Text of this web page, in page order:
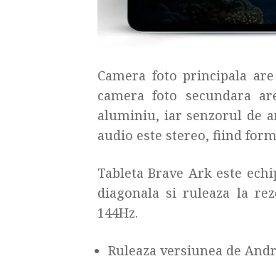
Camera foto principala
camera foto secundara
aluminiu, iar senzorul de
audio este stereo, fiind
Tableta Brave Ark este
diagonala si ruleaza la
144Hz.
Ruleaza versiunea de